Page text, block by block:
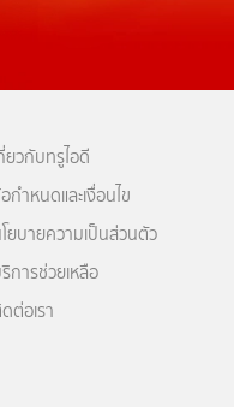
ยวกับทรูไอดี
กำหนดและเงื่อนไข
ยบายความเป็นส่วนตัว
การช่วยเหลือ
ต่อเรา